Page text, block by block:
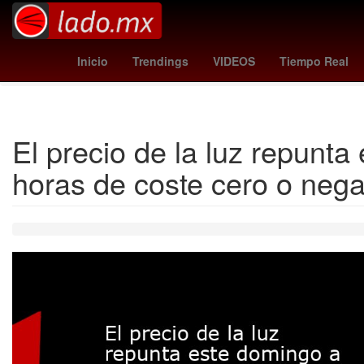
Inicio Trendings VIDEOS Tiempo Real
Plaza Tolín Associazione Sportiva Roma reds -
El precio de la luz
horas de coste cero o